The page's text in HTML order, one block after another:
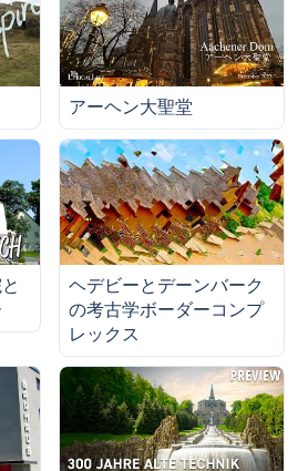
アーヘン大聖堂
ヘデビーとデーンバーク
の考古学ボーダーコンプ
レックス